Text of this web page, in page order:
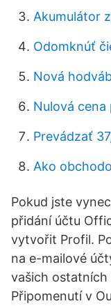
Akumulátor
Odomknúť
Nová
Nulová cena
Prevádzať
Ako
Pokud jste
přidání účtu
vytvořit Profil.
na e-mailové
vašich ostatních
Připomenutí v